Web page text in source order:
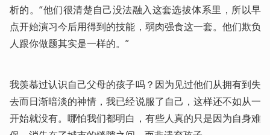
析的。“他们很清楚自己没法融入这套选拔体系里，所以早
点开始演习今后用得到的技能，弱肉强食这一套。他们欺负
人跟你做题其实是一样的。”
我羡慕过认识自己父母的孩子吗？因为见过他们从拥有到失
去而日渐暗淡的神情，我已经说服了自己，这样还不如从一
开始就没有。哪怕我们都明白，有些人真的只是因为自身难